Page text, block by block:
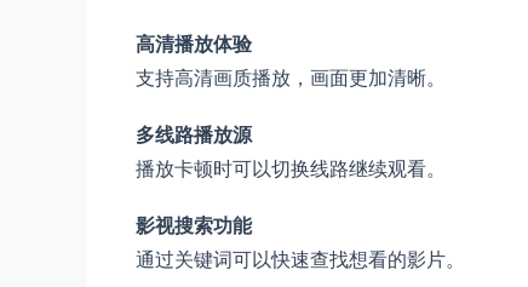
高清播放体验
支持高清画质播放，画面更加清晰。
多线路播放源
播放卡顿时可以切换线路继续观看。
影视搜索功能
通过关键词可以快速查找想看的影片。